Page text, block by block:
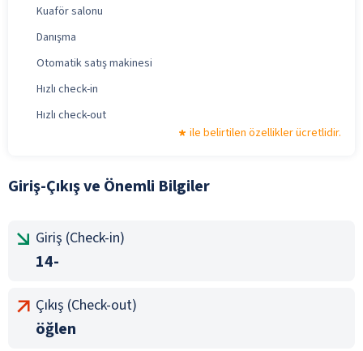
Kuaför salonu
Danışma
Otomatik satış makinesi
Hızlı check-in
Hızlı check-out
ile belirtilen özellikler ücretlidir.
Giriş-Çıkış ve Önemli Bilgiler
Giriş (Check-in)
14-
Çıkış (Check-out)
öğlen